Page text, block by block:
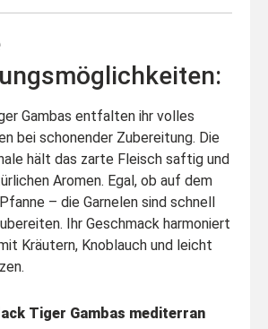
Gambas entfalten ihr volles
bei schonender Zubereitung. Die
hält das zarte Fleisch saftig und
Aromen. Egal, ob auf dem
– die Garnelen sind schnell
Ihr Geschmack harmoniert
Kräutern, Knoblauch und leicht
Tiger Gambas mediterran